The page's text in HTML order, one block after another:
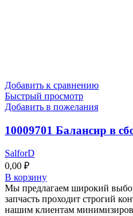
Добавить к сравнению
Быстрый просмотр
Добавить в пожелания
10009701 Балансир в
SalforD
0,00 ₽
В корзину
Мы предлагаем широкий
запчасть проходит строгий
нашим клиентам